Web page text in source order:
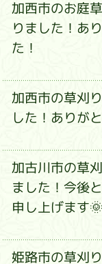
加西市のお庭
りました！あ
た！
加西市の草刈
した！ありが
加古川市の草
ました！今後
申し上げます🌞
姫路市の草刈